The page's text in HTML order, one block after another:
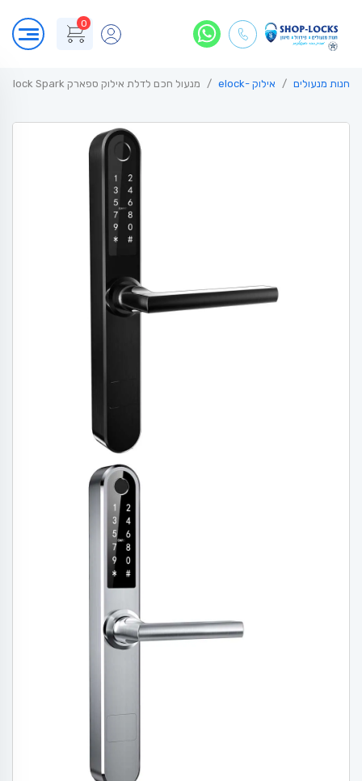
0
חנות מנעולים אילוק -elock מנעול חכם לדלת אילוק ספארק Elock Spark